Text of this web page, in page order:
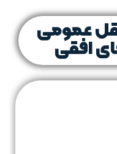
عمومی
افقی